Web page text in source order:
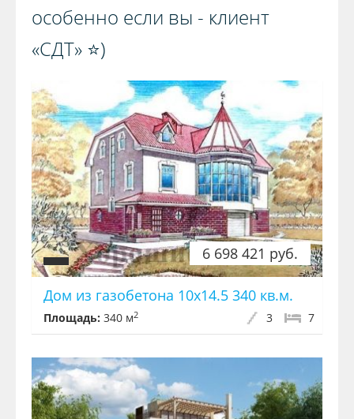
особенно если вы - клиент
«СДТ» ⭐️)️
6 698 421 руб.
Дом из газобетона 10x14.5 340 кв.м.
Площадь: 340 м2 7
3